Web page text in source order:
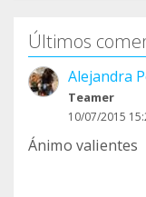
Últimos
Alejandra
Teamer
10/07/2015
Ánimo valientes